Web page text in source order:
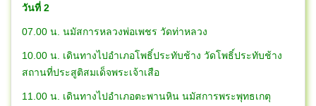
วันที่ 2
07.00 น. นมัสการหลวงพ่อเพชร วัดท่าหลวง
10.00 น. เดินทางไปอำเภอโพธิ์ประทับช้าง วัดโพธิ์ประทับช้าง
สถานที่ประสูติสมเด็จพระเจ้าเสือ
11.00 น. เดินทางไปอำเภอตะพานหิน นมัสการพระพุทธเกตุ